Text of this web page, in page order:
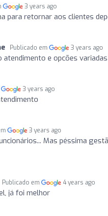
3 years ago
para retornar aos clientes
Publicado em 3 years ago
atendimento e opcões
3 years ago
3 years ago
Mas péssima
Publicado em 4 years ago
já foi melhor